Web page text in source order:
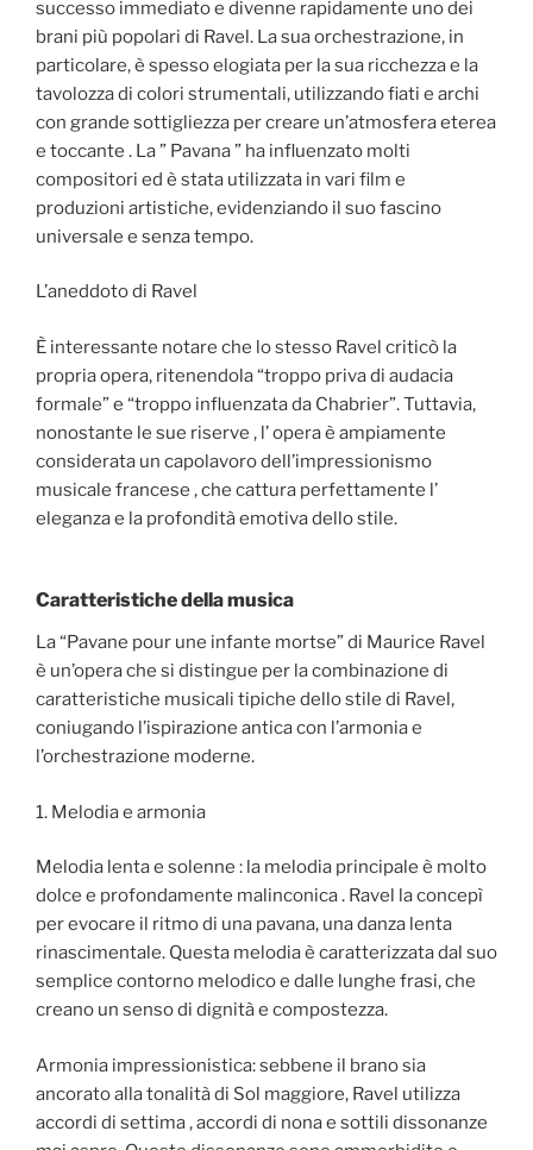
successo immediato e divenne rapidamente uno dei
brani più popolari di Ravel. La sua orchestrazione, in
particolare, è spesso elogiata per la sua ricchezza e la
tavolozza di colori strumentali, utilizzando fiati e archi
con grande sottigliezza per creare un’atmosfera eterea
e toccante . La ” Pavana ” ha influenzato molti
compositori ed è stata utilizzata in vari film e
produzioni artistiche, evidenziando il suo fascino
universale e senza tempo.
L’aneddoto di Ravel
È interessante notare che lo stesso Ravel criticò la
propria opera, ritenendola “troppo priva di audacia
formale” e “troppo influenzata da Chabrier”. Tuttavia,
nonostante le sue riserve , l’ opera è ampiamente
considerata un capolavoro dell’impressionismo
musicale francese , che cattura perfettamente l’
eleganza e la profondità emotiva dello stile.
Caratteristiche della musica
La “Pavane pour une infante mortse” di Maurice Ravel
è un’opera che si distingue per la combinazione di
caratteristiche musicali tipiche dello stile di Ravel,
coniugando l’ispirazione antica con l’armonia e
l’orchestrazione moderne.
1. Melodia e armonia
Melodia lenta e solenne : la melodia principale è molto
dolce e profondamente malinconica . Ravel la concepì
per evocare il ritmo di una pavana, una danza lenta
rinascimentale. Questa melodia è caratterizzata dal suo
semplice contorno melodico e dalle lunghe frasi, che
creano un senso di dignità e compostezza.
Armonia impressionistica: sebbene il brano sia
ancorato alla tonalità di Sol maggiore, Ravel utilizza
accordi di settima , accordi di nona e sottili dissonanze